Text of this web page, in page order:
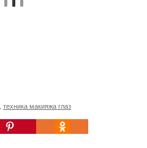
техника макияжа глаз